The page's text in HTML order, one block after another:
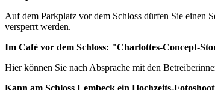
Auf dem Parkplatz vor dem Schloss dürfen Sie einen
versperrt werden.
Im Café vor dem Schloss: "Charlottes-Concept-
Hier können Sie nach Absprache mit den
Kann am Schloss Lembeck ein Hochzeits-